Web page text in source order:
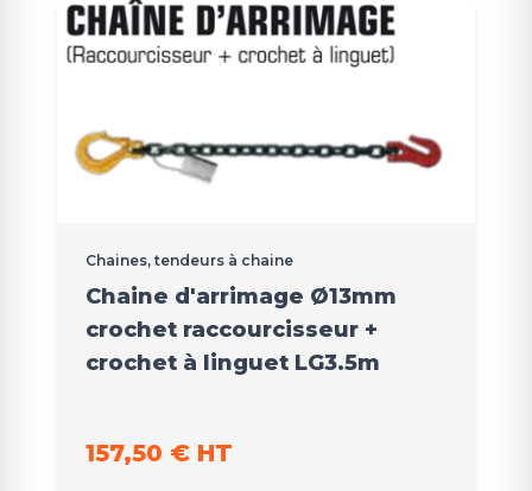
Chaines, tendeurs à chaine
Chaine d'arrimage Ø13mm
crochet raccourcisseur +
crochet à linguet LG3.5m
157,50 € HT